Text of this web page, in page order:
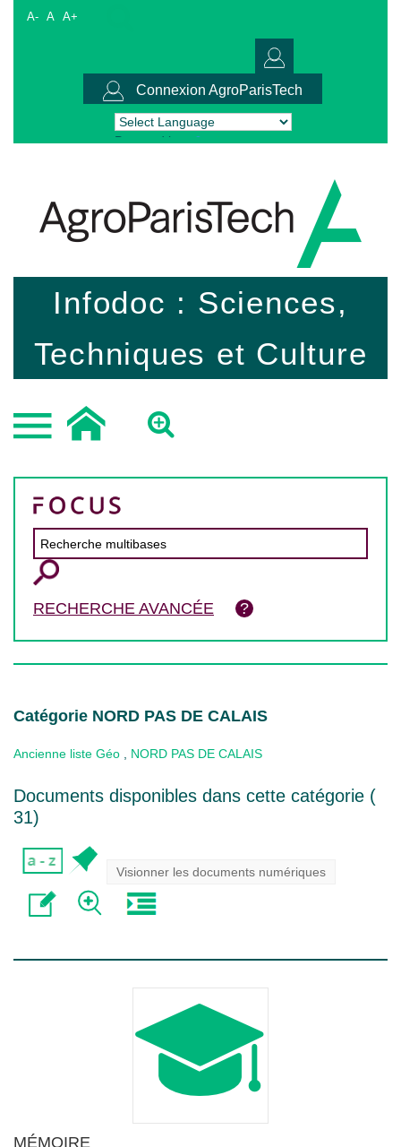
A- A A+
Connexion AgroParisTech
Powered by Translate
Infodoc : Sciences,
Techniques et Culture
RECHERCHE AVANCÉE
Catégorie NORD PAS DE CALAIS
Ancienne liste Géo NORD PAS DE CALAIS
Documents disponibles dans cette catégorie (
31)
Visionner les documents numériques
MÉMOIRE